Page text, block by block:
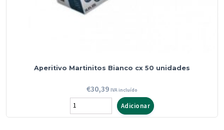
Aperitivo Martinitos Bianco cx 50 unidades
€30,39 IVA incluído
Quantidade
de
Adicionar